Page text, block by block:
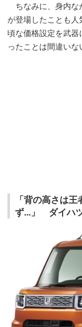
ちなみに、身内な
が登場したことも
頃な価格設定を武
ったことは間違いな
「背の高さは
ず…」 ダイハ